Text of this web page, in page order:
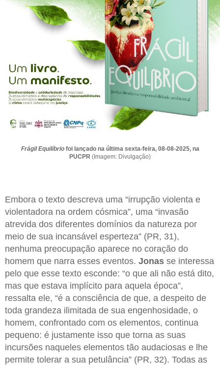
Frágil Equilíbrio foi lançado na última sexta-feira, 08-08-2025, na
PUCPR (Imagem: Divulgação)
Embora o texto descreva uma “irrupção violenta e
violentadora na ordem cósmica”, uma “invasão
atrevida dos diferentes domínios da natureza por
meio de sua incansável esperteza” (PR, 31),
nenhuma preocupação aparece no coração do
homem que narra esses eventos. Jonas se interessa
pelo que esse texto esconde: “o que ali não está dito,
mas que estava implícito para aquela época”,
ressalta ele, “é a consciência de que, a despeito de
toda grandeza ilimitada de sua engenhosidade, o
homem, confrontado com os elementos, continua
pequeno: é justamente isso que torna as suas
incursões naqueles elementos tão audaciosas e lhe
permite tolerar a sua petulância” (PR, 32). Todas as